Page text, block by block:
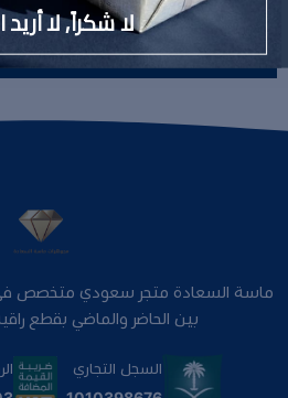
تقييمات المنتج
ماسة السعادة متجر سعودي متخصص في
بين الحاضر والماضي بقطع
السجل التجاري
لا شكراً, لا